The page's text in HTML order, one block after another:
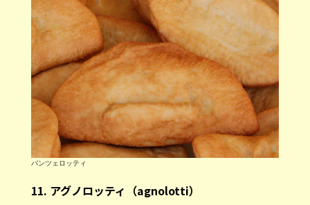
パンツェロッティ
11. アグノロッティ（agnolotti）